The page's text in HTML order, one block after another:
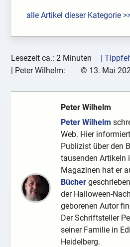
alle Artikel dieser Kategorie
Lesezeit ca.: 2 Minuten
|
| Peter Wilhelm: © 13. Mai
Peter Wilhelm
Peter Wilhelm
Web. Hier
Publizist über den
tausenden Artikeln
Magazinen hat er
Bücher
der Halloween-
geborenen Autor
Der Schriftsteller
seiner Familie in
Heidelberg.